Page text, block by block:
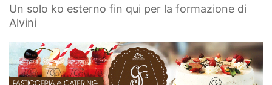
Un solo ko esterno fin qui per la formazione di
Alvini